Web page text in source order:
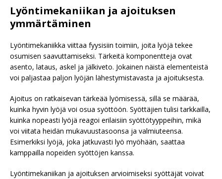
Lyöntimekaniikan ja ajoituksen
ymmärtäminen
Lyöntimekaniikka viittaa fyysisiin toimiin, joita lyöjä tekee
osumisen saavuttamiseksi. Tärkeitä komponentteja ovat
asento, lataus, askel ja jälkiveto. Jokainen näistä elementeistä
voi paljastaa paljon lyöjän lähestymistavasta ja ajoituksesta.
Ajoitus on ratkaisevan tärkeää lyömisessä, sillä se määrää,
kuinka hyvin lyöjä voi osua syöttöön. Syöttäjien tulisi tarkkailla,
kuinka nopeasti lyöjä reagoi erilaisiin syöttötyyppeihin, mikä
voi viitata heidän mukavuustasoonsa ja valmiuteensa.
Esimerkiksi lyöjä, joka jatkuvasti lyö myöhään, saattaa
kamppailla nopeiden syöttöjen kanssa.
Lyöntimekaniikan ja ajoituksen arvioimiseksi syöttäjät voivat